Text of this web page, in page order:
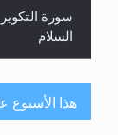
سورة
السلام
هذا الأسبوع